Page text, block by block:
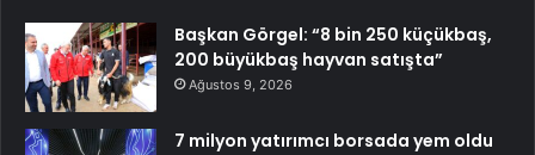
Başkan Görgel: “8 bin 250 küçükbaş,
200 büyükbaş hayvan satışta”
Ağustos 9, 2026
7 milyon yatırımcı borsada yem oldu